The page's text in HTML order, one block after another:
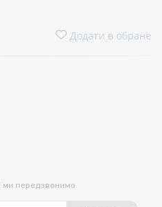
Додати в обране
ми передзвонимо